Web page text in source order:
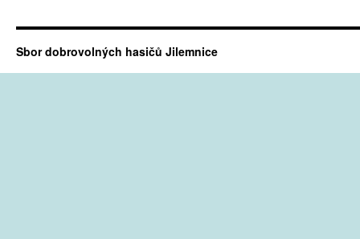
Sbor dobrovolných hasičů Jilemnice